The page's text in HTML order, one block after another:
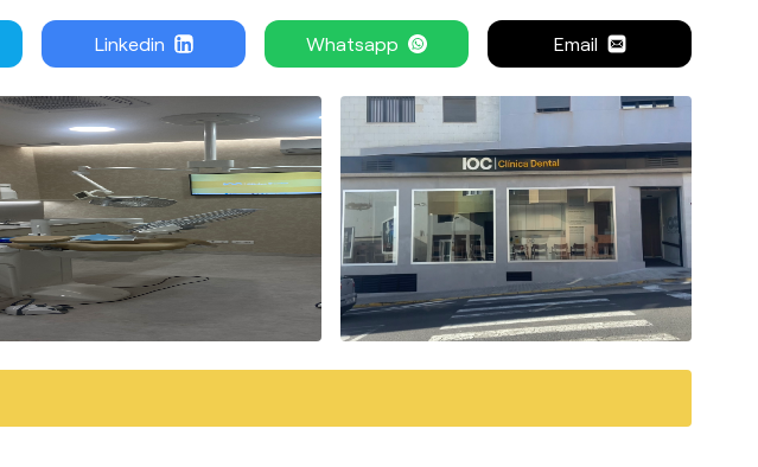
Linkedin Whatsapp Email